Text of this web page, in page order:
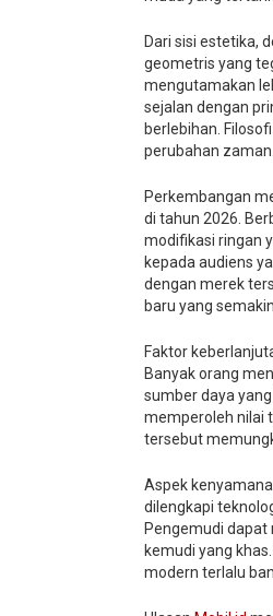
Dari sisi estetika,
geometris yang
mengutamakan
sejalan dengan
berlebihan.
perubahan zaman.
Perkembangan
di tahun 2026.
modifikasi ringan
kepada audiens
dengan merek
baru yang
Faktor
Banyak orang
sumber daya
memperoleh nilai
tersebut
Aspek
dilengkapi
Pengemudi
kemudi yang
modern terlalu